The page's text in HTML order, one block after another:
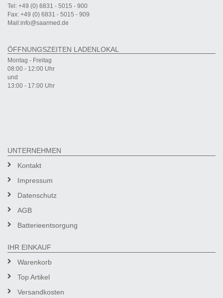
Tel: +49 (0) 6831 - 5015 - 900
Fax: +49 (0) 6831 - 5015 - 909
Mail:info@saarmed.de
ÖFFNUNGSZEITEN LADENLOKAL
Montag - Freitag
08:00 - 12:00 Uhr
und
13:00 - 17:00 Uhr
UNTERNEHMEN
Kontakt
Impressum
Datenschutz
AGB
Batterieentsorgung
IHR EINKAUF
Warenkorb
Top Artikel
Versandkosten